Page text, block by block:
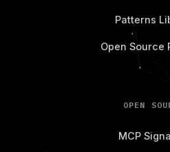
Patterns
Open Source
OPEN
MCP